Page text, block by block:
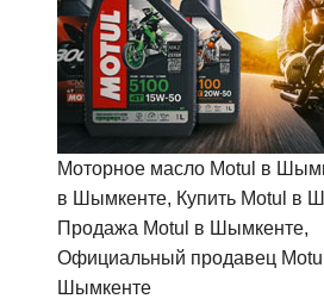
Моторное масло Motul в
в Шымкенте, Купить Motul в
Продажа Motul в Шымкенте,
Официальный продавец
Шымкенте